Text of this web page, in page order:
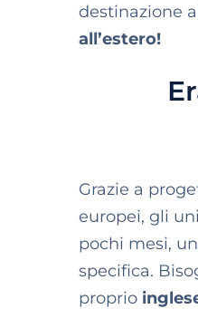
destinazione
all’estero!
Grazie a
europei, gli
pochi mesi,
specifica.
proprio